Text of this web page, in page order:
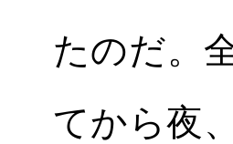
たのだ。
てから夜